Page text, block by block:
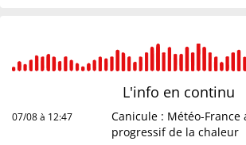
L'info en continu
07/08 à 12:47
Canicule : Météo-
progressif de la chaleur